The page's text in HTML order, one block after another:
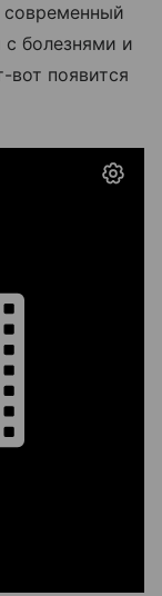
современный
с болезнями и
вот появится